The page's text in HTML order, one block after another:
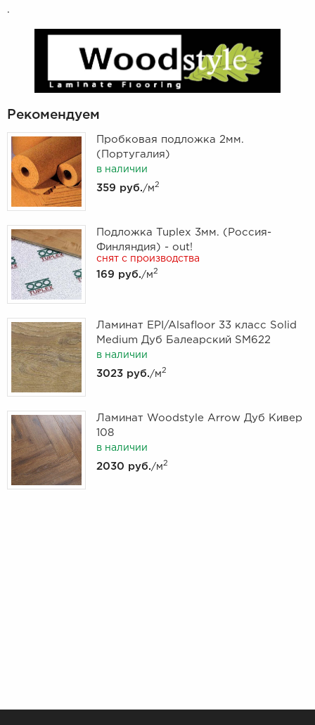
.
Рекомендуем
Пробковая подложка 2мм.
(Португалия)
в наличии
359 руб./м2
Подложка Tuplex 3мм. (Россия-
Финляндия) - out!
снят с производства
169 руб./м2
Ламинат EPI/Alsafloor 33 класс Solid
Medium Дуб Балеарский SM622
в наличии
3023 руб./м2
Ламинат Woodstyle Arrow Дуб Кивер
108
в наличии
2030 руб./м2